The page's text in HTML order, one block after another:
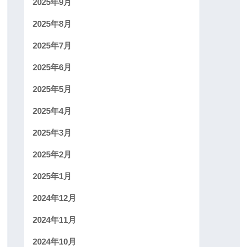
2025年9月
2025年8月
2025年7月
2025年6月
2025年5月
2025年4月
2025年3月
2025年2月
2025年1月
2024年12月
2024年11月
2024年10月